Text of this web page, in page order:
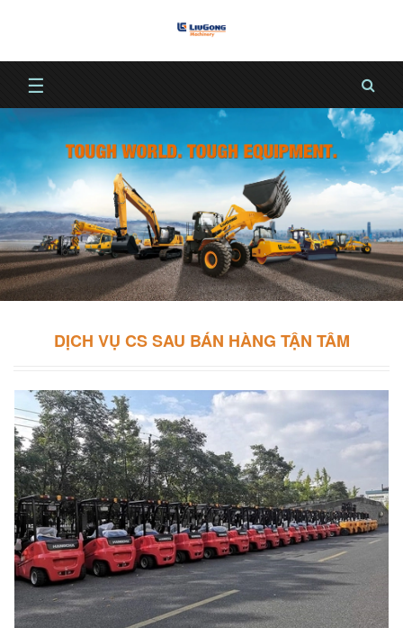
☰
DỊCH VỤ CS SAU BÁN HÀNG TẬN TÂM